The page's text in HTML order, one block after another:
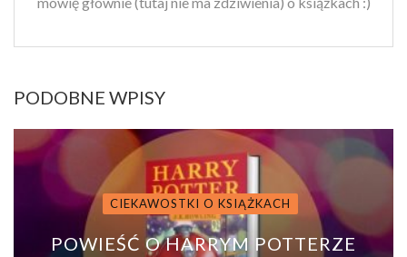
PODOBNE WPISY
CIEKAWOSTKI O KSIĄŻKACH
POWIEŚĆ O HARRYM POTTERZE